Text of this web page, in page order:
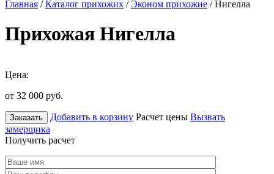
Главная /Каталог прихожих /Эконом прихожие / Нигелла
Прихожая Нигелла
Цена:
от 32 000 руб.
Заказать Добавить в корзину Расчет цены Вызвать
замерщика
Получить расчет